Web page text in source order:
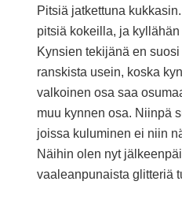
Pitsiä jatkettuna
pitsiä kokeilla, ja kyllähän
Kynsien tekijänä en
ranskista usein, koska
valkoinen osa saa
muu kynnen osa. Niinpä
joissa kuluminen ei niin
Näihin olen nyt
vaaleanpunaista glitteriä